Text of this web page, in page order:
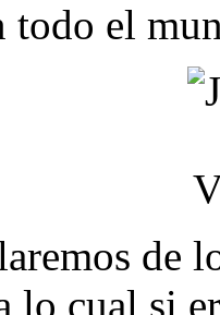
todo el
de
lo cual si